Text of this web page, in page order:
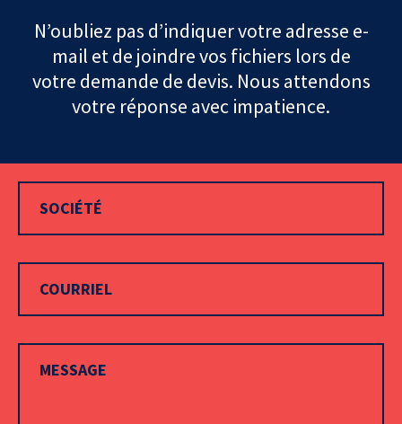
N’oubliez pas d’indiquer votre adresse e-
mail et de joindre vos fichiers lors de
votre demande de devis. Nous attendons
votre réponse avec impatience.